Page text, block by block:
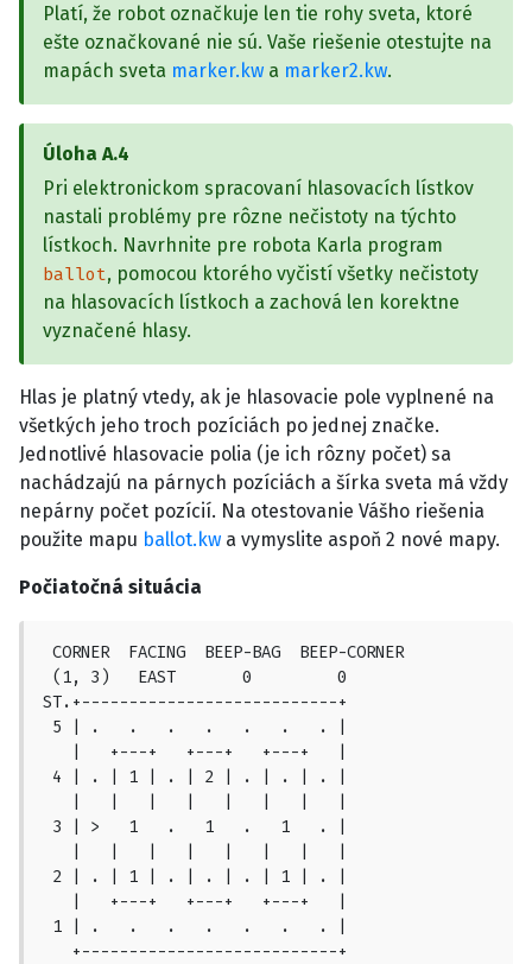
Platí, že robot označkuje len tie rohy sveta, ktoré
ešte označkované nie sú. Vaše riešenie otestujte na
mapách sveta marker.kw a marker2.kw.
Úloha A.4
Pri elektronickom spracovaní hlasovacích lístkov
nastali problémy pre rôzne nečistoty na týchto
lístkoch. Navrhnite pre robota Karla program
ballot, pomocou ktorého vyčistí všetky nečistoty
na hlasovacích lístkoch a zachová len korektne
vyznačené hlasy.
Hlas je platný vtedy, ak je hlasovacie pole vyplnené na
všetkých jeho troch pozíciách po jednej značke.
Jednotlivé hlasovacie polia (je ich rôzny počet) sa
nachádzajú na párnych pozíciách a šírka sveta má vždy
nepárny počet pozícií. Na otestovanie Vášho riešenia
použite mapu ballot.kw a vymyslite aspoň 2 nové mapy.
Počiatočná situácia
CORNER  FACING  BEEP-BAG  BEEP-CORNER
(1, 3)   EAST       0         0
ST.+---------------------------+
5 | .   .   .   .   .   .   . |
   |   +---+   +---+   +---+   |
4 | . | 1 | . | 2 | . | . | . |
3 | >   1   .   1   .   1   . |
2 | . | 1 | . | . | . | 1 | . |
   |   +---+   +---+   +---+   |
1 | .   .   .   .   .   .   . |
   +---------------------------+